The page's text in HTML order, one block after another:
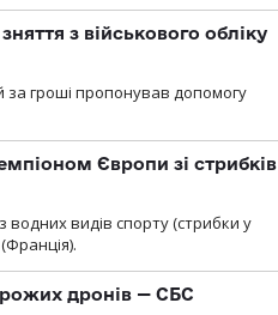
з військового обліку
за гроші пропонував допомогу
Європи зі стрибків
видів спорту (стрибки у
дронів — СБС